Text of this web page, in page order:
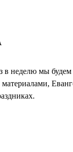
в неделю мы будем